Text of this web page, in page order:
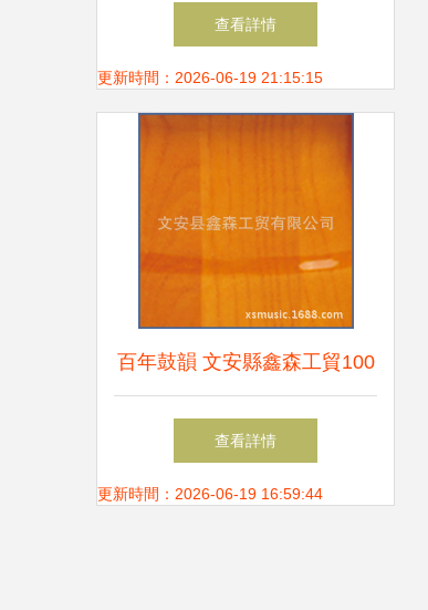
批行業標準制修訂計劃
查看詳情
更新時間：2026-06-19 21:15:15
百年鼓韻 文安縣鑫森工貿100
系列邦戈鼓的工藝與音律之旅
查看詳情
更新時間：2026-06-19 16:59:44